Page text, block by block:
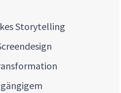
Storytelling